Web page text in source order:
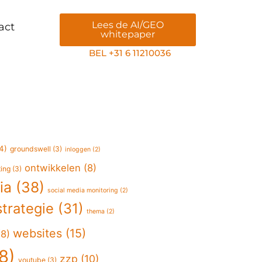
Lees de AI/GEO
whitepaper
BEL +31 6 11210036
groundswell (3) inloggen(2)
(3) ontwikkelen (8)
(38) social media monitoring (2)
(31) thema(2)
websites(15)
youtube(3) zzp (10)